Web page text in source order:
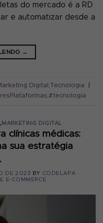
do mercado é a RD
e automatizar desde a
→
Digital , Tecnologia
,#tecnologia
,MARKETING DIGITAL
clínicas médicas:
sua estratégia
DE 2023 BY
CODELAPA
E-COMMERCE